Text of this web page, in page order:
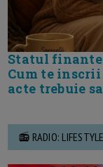
Statul
Cum te
acte trebuie
📻 RADIO: